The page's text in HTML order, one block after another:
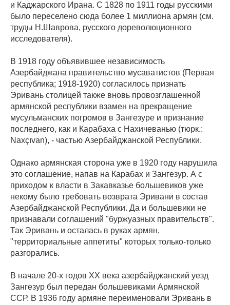
и Каджарского Ирана. С 1828 по 1911 годы русскими
было переселено сюда более 1 миллиона армян (см.
труды Н.Шаврова, русского дореволюционного
исследователя).
В 1918 году объявившее независимость
Азербайджана правительство мусаватистов (Первая
республика; 1918-1920) согласилось признать
Эривань столицей также вновь провозглашенной
армянской республики взамен на прекращение
мусульманских погромов в Зангезуре и признание
последнего, как и Карабаха с Нахичеванью (тюрк.:
Naxçıvan), - частью Азербайджанской Республики.
Однако армянская сторона уже в 1920 году нарушила
это соглашение, напав на Карабах и Зангезур. А с
приходом к власти в Закавказье большевиков уже
некому было требовать возврата Эривани в состав
Азербайджанской Республики. Да и большевики не
признавали соглашений "буржуазных правительств".
Так Эривань и осталась в руках армян,
"территориальные аппетиты" которых только-только
разгорались.
В начале 20-х годов ХХ века азербайджанский уезд
Зангезур был передан большевиками Армянской
ССР. В 1936 году армяне переименовали Эривань в